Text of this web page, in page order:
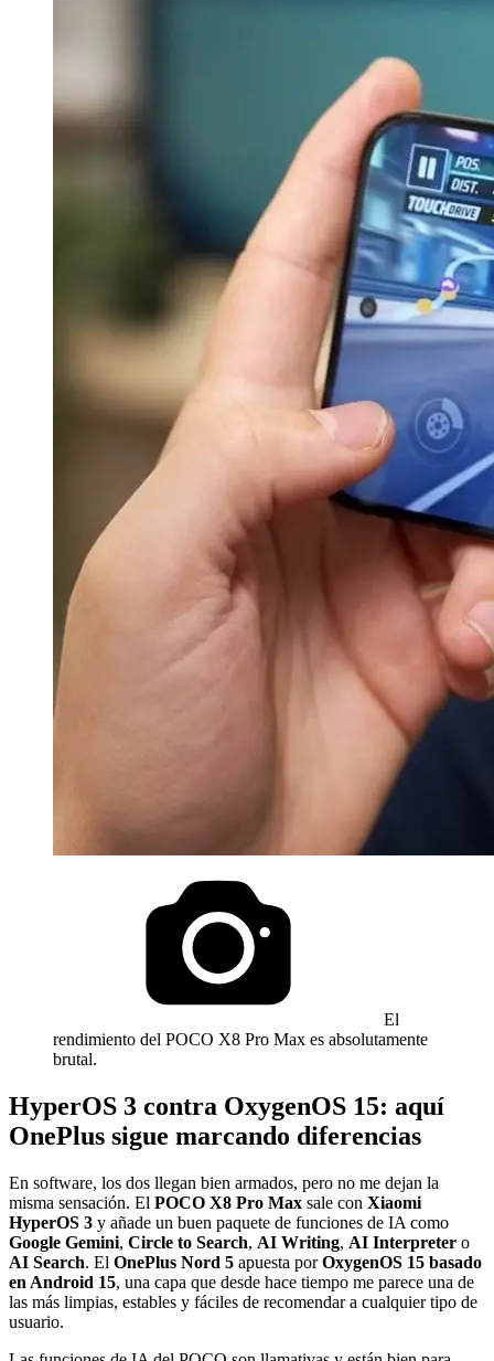
El
rendimiento del POCO X8 Pro Max es absolutamente
brutal.
HyperOS 3 contra OxygenOS 15: aquí
OnePlus sigue marcando diferencias
En software, los dos llegan bien armados, pero no me dejan la
misma sensación. El POCO X8 Pro Max sale con Xiaomi
HyperOS 3 y añade un buen paquete de funciones de IA como
Google Gemini, Circle to Search, AI Writing, AI Interpreter o
AI Search. El OnePlus Nord 5 apuesta porOxygenOS 15 basado
en Android 15, una capa que desde hace tiempo me parece una de
las más limpias, estables y fáciles de recomendar a cualquier tipo de
usuario.